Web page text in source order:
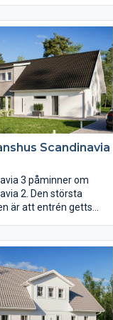
får det plats ett
och i hela huset
gott om utrymme.
25 har sammanlagt fem
det största är på
med utgång till den
på
Scandinavia
3 påminner om
2. Den största
är att entrén getts
är öppen men
här placerats mot
och vardagsrummet
En trappa upp
blivit nära
stor.